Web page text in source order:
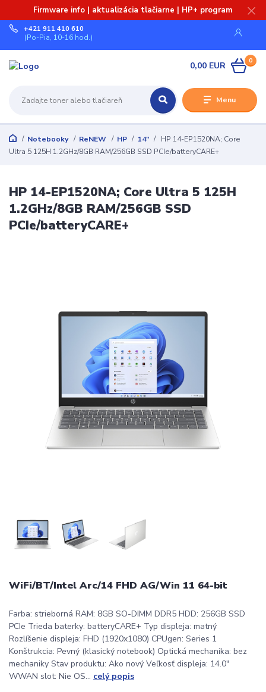
Firmware info | aktualizácia tlačiarne | HP+ program
Menu
+421 911 410 610
(Po-Pia, 10-16 hod.)
0
0,00 EUR
Notebooky ReNEW HP 14"
HP 14-EP1520NA; Core
Ultra 5 125H 1.2GHz/8GB RAM/256GB SSD PCIe/batteryCARE+
HP 14-EP1520NA; Core Ultra 5 125H
1.2GHz/8GB RAM/256GB SSD
PCIe/batteryCARE+
WiFi/BT/Intel Arc/14 FHD AG/Win 11 64-bit
Farba: strieborná RAM: 8GB SO-DIMM DDR5 HDD: 256GB SSD
PCIe Trieda baterky: batteryCARE+ Typ displeja: matný
Rozlíšenie displeja: FHD (1920x1080) CPUgen: Series 1
Konštrukcia: Pevný (klasický notebook) Optická mechanika: bez
mechaniky Stav produktu: Ako nový Veľkosť displeja: 14.0"
WWAN slot: Nie OS... celý popis